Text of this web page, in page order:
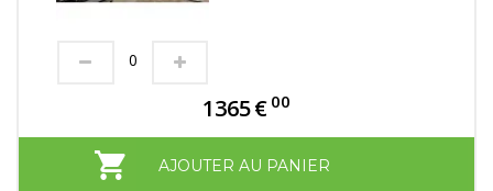
1365€ 00
AJOUTER AU PANIER